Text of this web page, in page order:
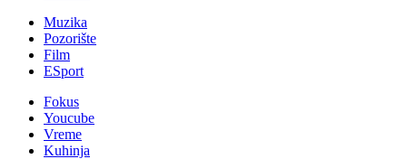
Muzika
Pozorište
Film
ESport
Fokus
Youcube
Vreme
Kuhinja